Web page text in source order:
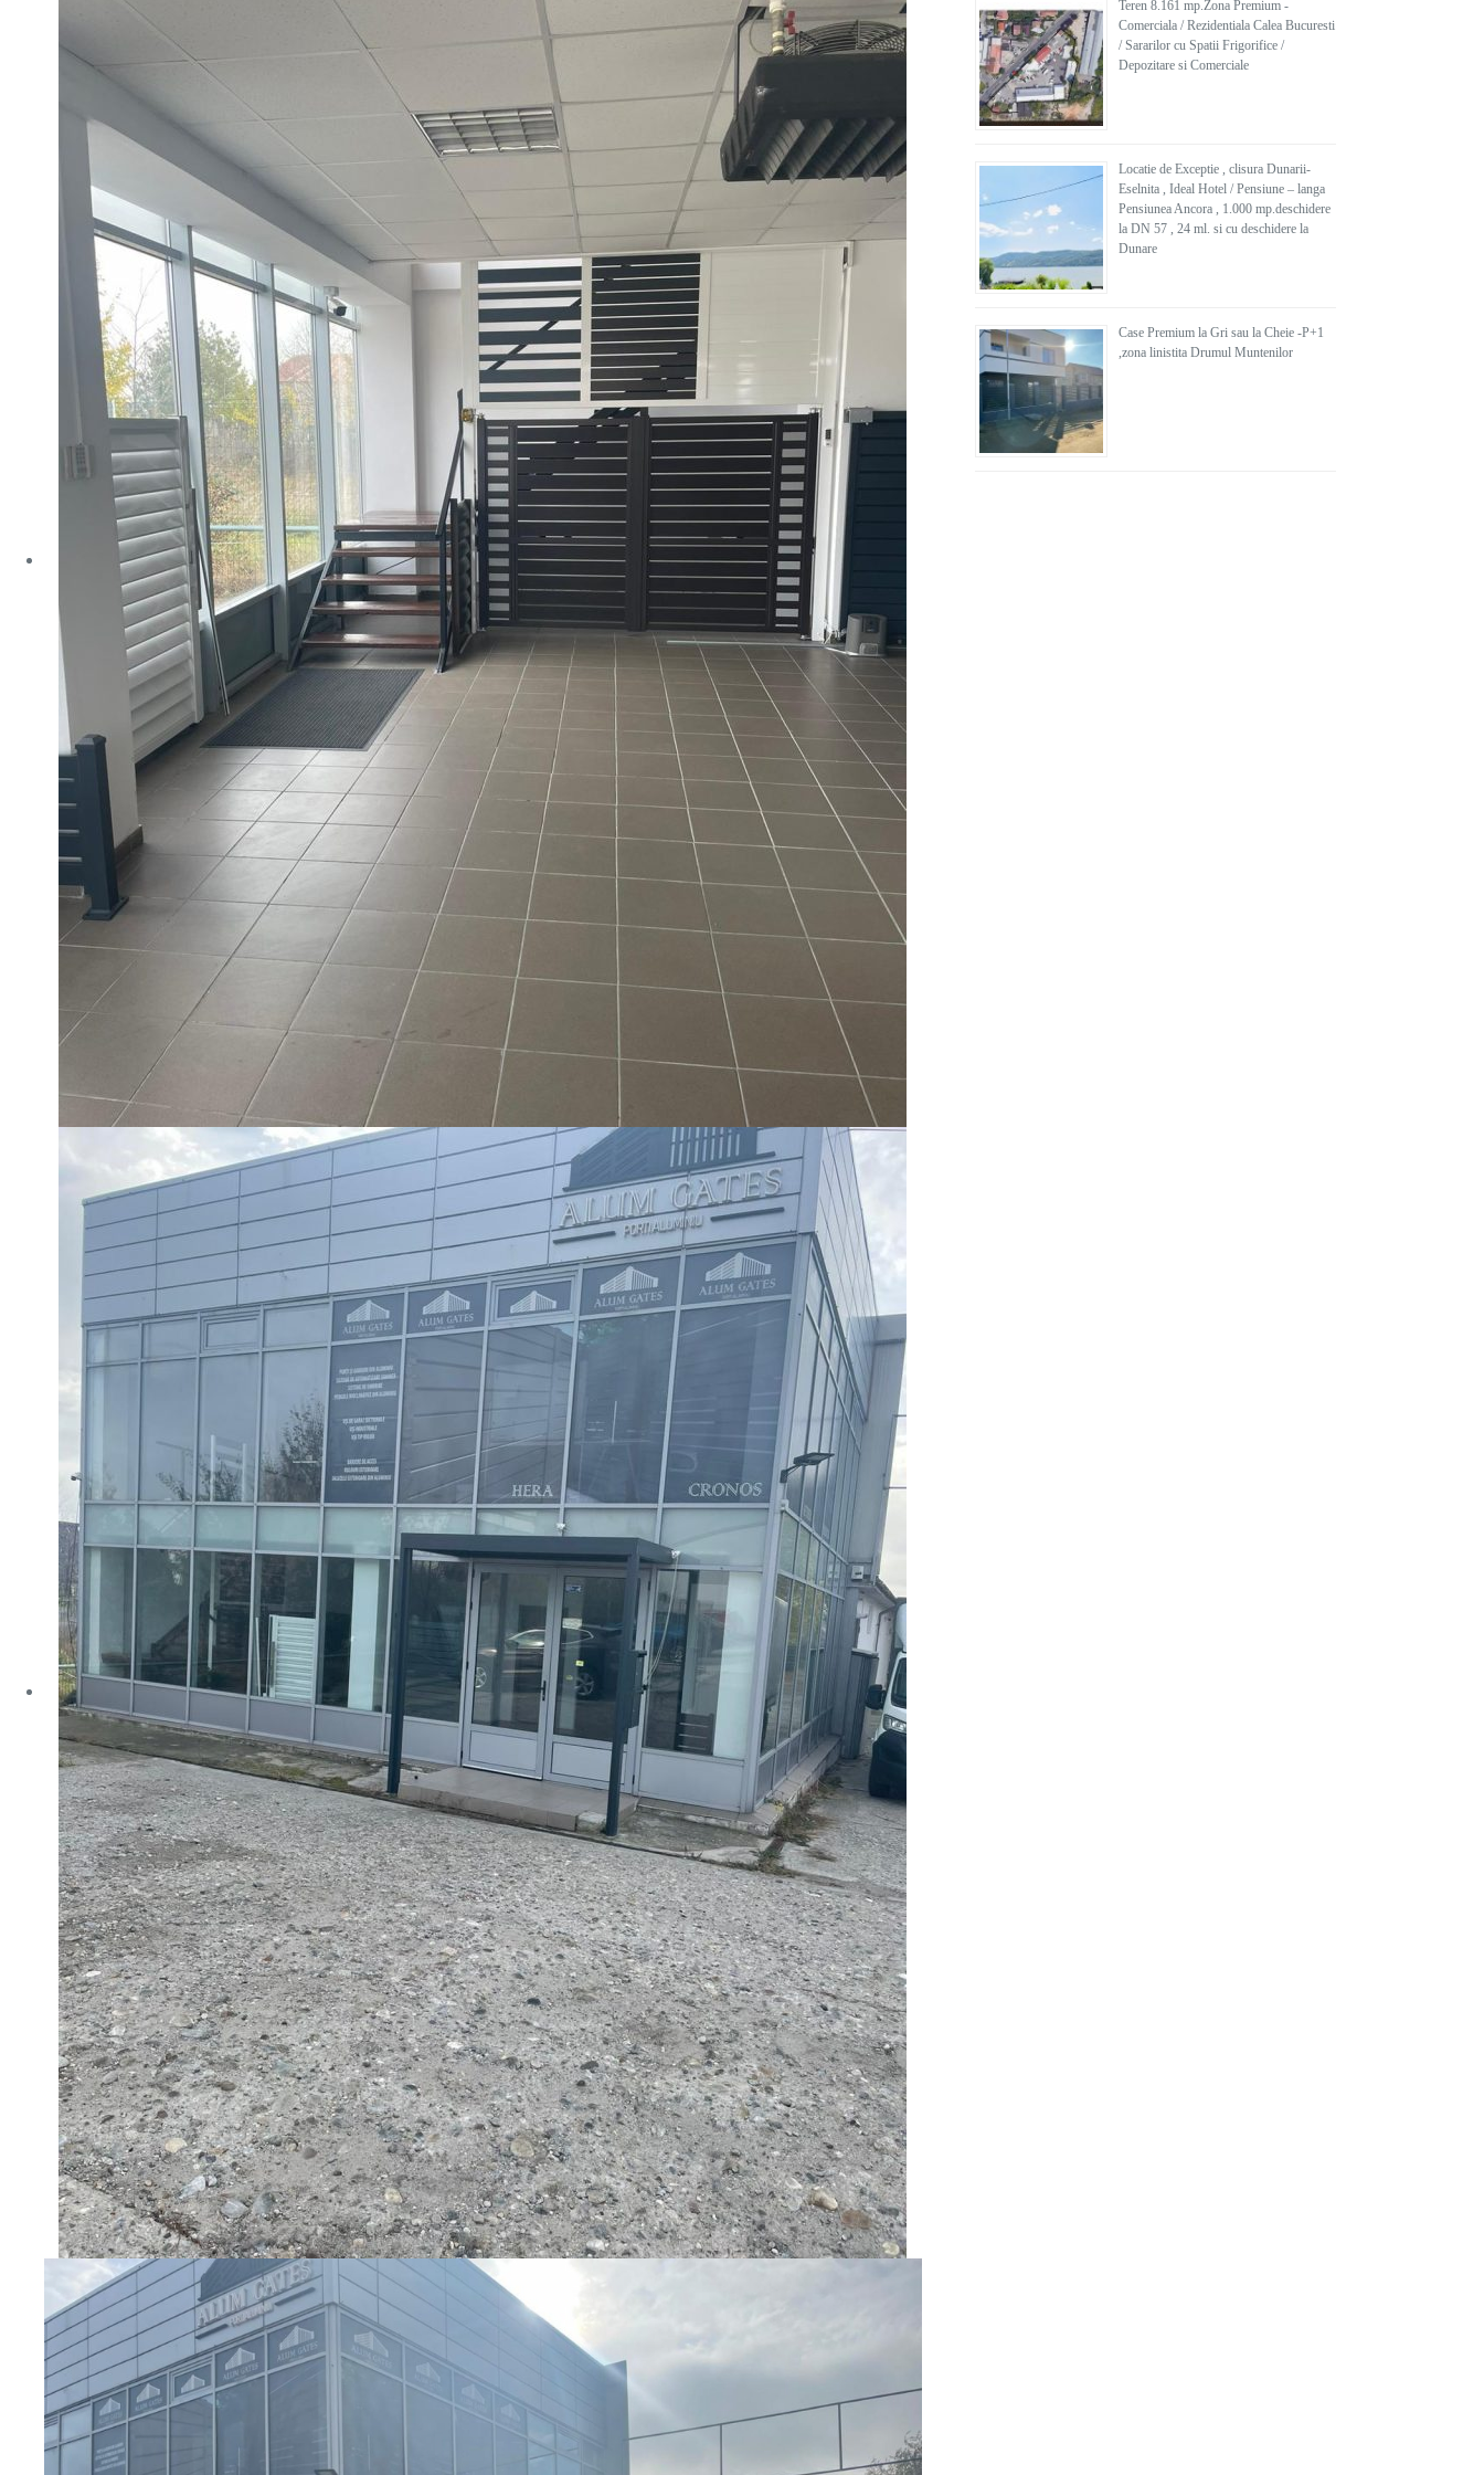
Teren 8.161 mp.Zona Premium -
Comerciala / Rezidentiala Calea Bucuresti
/ Sararilor cu Spatii Frigorifice /
Depozitare si Comerciale
Locatie de Exceptie , clisura Dunarii-
Eselnita , Ideal Hotel / Pensiune – langa
Pensiunea Ancora , 1.000 mp.deschidere
la DN 57 , 24 ml. si cu deschidere la
Dunare
Case Premium la Gri sau la Cheie -P+1
,zona linistita Drumul Muntenilor